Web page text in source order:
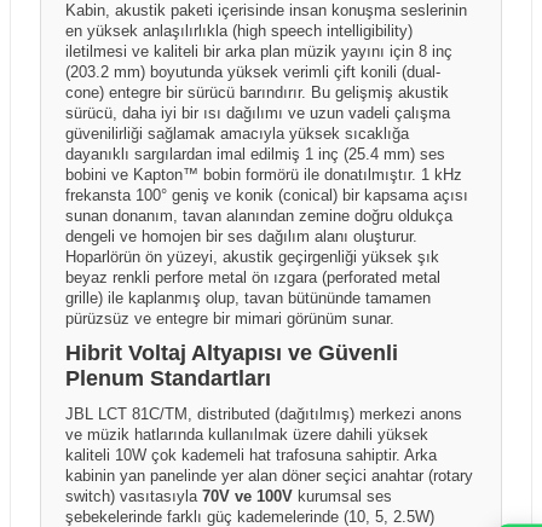
Kabin, akustik paketi içerisinde insan konuşma seslerinin
en yüksek anlaşılırlıkla (high speech intelligibility)
iletilmesi ve kaliteli bir arka plan müzik yayını için 8 inç
(203.2 mm) boyutunda yüksek verimli çift konili (dual-
cone) entegre bir sürücü barındırır. Bu gelişmiş akustik
sürücü, daha iyi bir ısı dağılımı ve uzun vadeli çalışma
güvenilirliği sağlamak amacıyla yüksek sıcaklığa
dayanıklı sargılardan imal edilmiş 1 inç (25.4 mm) ses
bobini ve Kapton™ bobin formörü ile donatılmıştır. 1 kHz
frekansta 100° geniş ve konik (conical) bir kapsama açısı
sunan donanım, tavan alanından zemine doğru oldukça
dengeli ve homojen bir ses dağılım alanı oluşturur.
Hoparlörün ön yüzeyi, akustik geçirgenliği yüksek şık
beyaz renkli perfore metal ön ızgara (perforated metal
grille) ile kaplanmış olup, tavan bütününde tamamen
pürüzsüz ve entegre bir mimari görünüm sunar.
Hibrit Voltaj Altyapısı ve Güvenli
Plenum Standartları
JBL LCT 81C/TM, distributed (dağıtılmış) merkezi anons
ve müzik hatlarında kullanılmak üzere dahili yüksek
kaliteli 10W çok kademeli hat trafosuna sahiptir. Arka
kabinin yan panelinde yer alan döner seçici anahtar (rotary
switch) vasıtasıyla 70V ve 100V kurumsal ses
şebekelerinde farklı güç kademelerinde (10, 5, 2.5W)